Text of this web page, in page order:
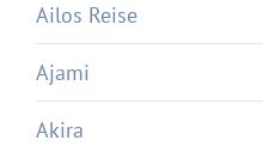
Ailos Reise
Ajami
Akira